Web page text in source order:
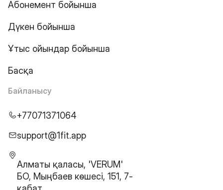
Абонемент бойынша
Дүкен бойынша
Ұтыс ойындар бойынша
Басқа
Байланысу
+77071371064
support@1fit.app
Алматы қаласы, 'VERUM'
БО, Мыңбаев көшесі, 151, 7-